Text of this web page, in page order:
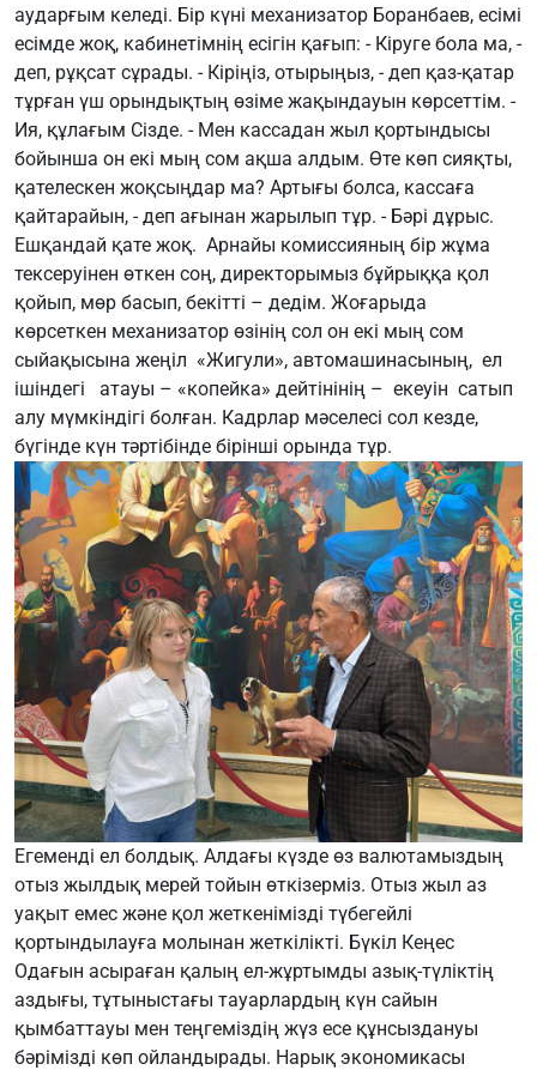
аударғым келеді. Бір күні механизатор Боранбаев, есімі
есімде жоқ, кабинетімнің есігін қағып: - Кіруге бола ма, -
деп, рұқсат сұрады. - Кіріңіз, отырыңыз, - деп қаз-қатар
тұрған үш орындықтың өзіме жақындауын көрсеттім. -
Ия, құлағым Сізде. - Мен кассадан жыл қортындысы
бойынша он екі мың сом ақша алдым. Өте көп сияқты,
қателескен жоқсыңдар ма? Артығы болса, кассаға
қайтарайын, - деп ағынан жарылып тұр. - Бәрі дұрыс.
Ешқандай қате жоқ. Арнайы комиссияның бір жұма
тексеруінен өткен соң, директорымыз бұйрыққа қол
қойып, мөр басып, бекітті – дедім. Жоғарыда
көрсеткен механизатор өзінің сол он екі мың сом
сыйақысына жеңіл «Жигули», автомашинасының, ел
ішіндегі атауы – «копейка» дейтінінің – екеуін сатып
алу мүмкіндігі болған. Кадрлар мәселесі сол кезде,
бүгінде күн тәртібінде бірінші орында тұр.
Егеменді ел болдық. Алдағы күзде өз валютамыздың
отыз жылдық мерей тойын өткізерміз. Отыз жыл аз
уақыт емес және қол жеткенімізді түбегейлі
қортындылауға молынан жеткілікті. Бүкіл Кеңес
Одағын асыраған қалың ел-жұртымды азық-түліктің
аздығы, тұтыныстағы тауарлардың күн сайын
қымбаттауы мен теңгеміздің жүз есе құнсыздануы
бәрімізді көп ойландырады. Нарық экономикасы